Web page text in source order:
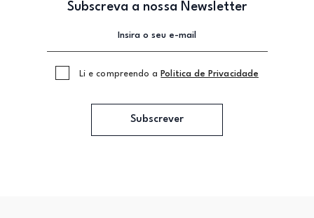
Subscreva a nossa Newsletter
Li e compreendo a Politica de Privacidade
Subscrever